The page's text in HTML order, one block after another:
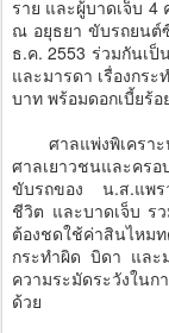
ราย และผู้บาดเจ็บ
ณ อยุธยา ขับรถยนต์
ธ.ค. 2553 ร่วมกันเ
และมารดา เรื่องกร
บาท พร้อมดอกเบี้ยร้
ศาลแพ่งพิเคราะห์
ศาลเยาวชนและคร
ขับรถของ น.ส.แพร
ชีวิต และบาดเจ็บ ร
ต้องชดใช้ค่าสินไหม
กระทำผิด บิดา และ
ความระมัดระวังในก
ด้วย